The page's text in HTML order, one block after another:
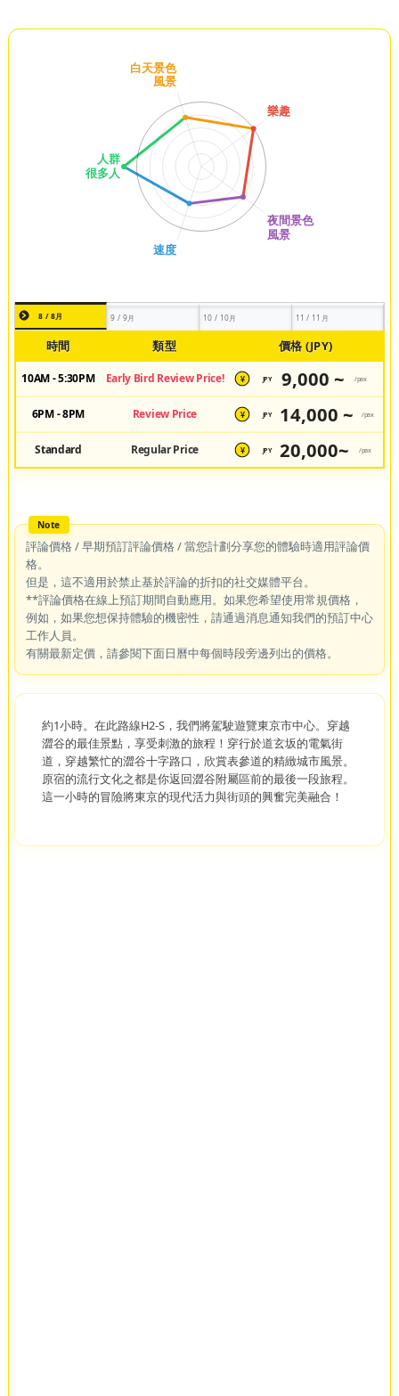
8 / 8月 9 / 9月 10 / 10月 11 / 11月
時間 類型 價格 (JPY)
10AM - 5:30PM Early Bird Review Price! ¥ JPY 9,000 ~ /pax
6PM - 8PM Review Price ¥ JPY 14,000 ~ /pax
Standard Regular Price ¥ JPY 20,000~ /pax
評論價格 / 早期預訂評論價格 / 當您計劃分享您的體驗時適用評論價
格。
但是，這不適用於禁止基於評論的折扣的社交媒體平台。
**評論價格在線上預訂期間自動應用。如果您希望使用常規價格，
例如，如果您想保持體驗的機密性，請通過消息通知我們的預訂中心
工作人員。
有關最新定價，請參閱下面日曆中每個時段旁邊列出的價格。
約1小時。在此路線H2-S，我們將駕駛遊覽東京市中心。穿越
澀谷的最佳景點，享受刺激的旅程！穿行於道玄坂的電氣街
道，穿越繁忙的澀谷十字路口，欣賞表參道的精緻城市風景。
原宿的流行文化之都是你返回澀谷附屬區前的最後一段旅程。
這一小時的冒險將東京的現代活力與街頭的興奮完美融合！